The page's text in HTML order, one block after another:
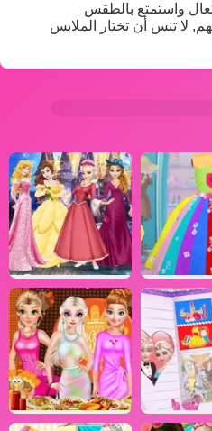
واستمتع بالطقس
لا تنس أن تختار الملابس